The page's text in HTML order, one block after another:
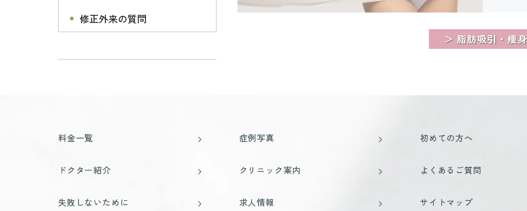
修正外来の質問
＞ 脂肪吸引・痩
料金一覧 症例写真 初めての方へ
ドクター紹介 クリニック案内 よくあるご質問
失敗しないために 求人情報 サイトマップ